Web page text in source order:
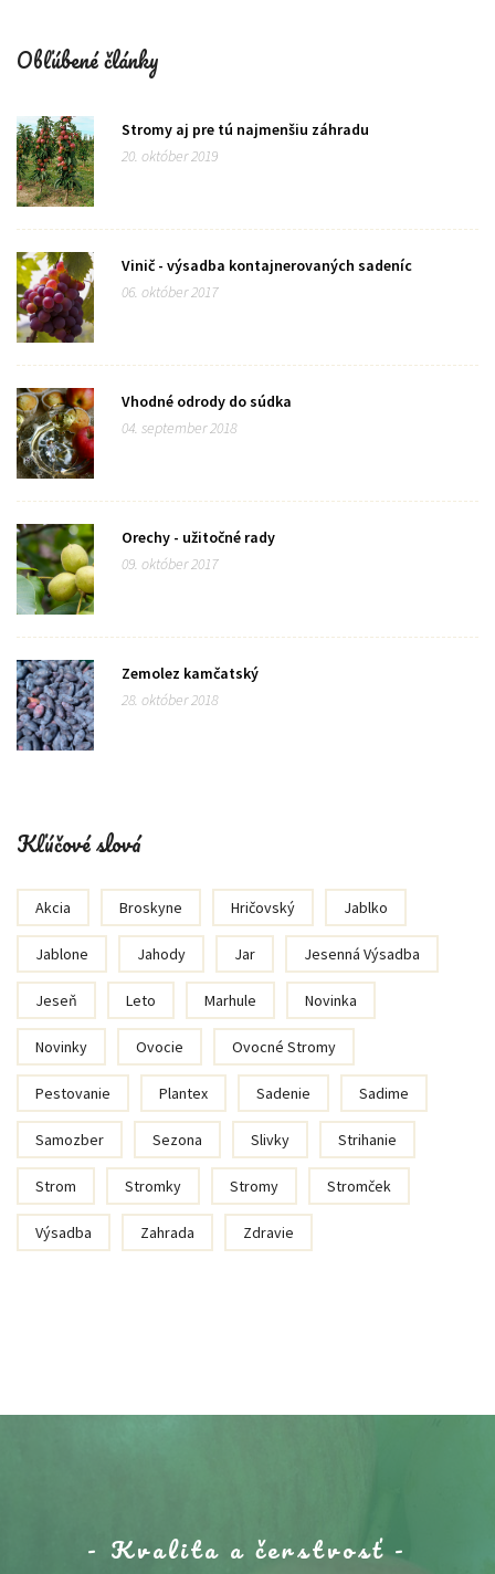
Obľúbené články
Stromy aj pre tú najmenšiu záhradu
20. október 2019
Vinič - výsadba kontajnerovaných sadeníc
06. október 2017
Vhodné odrody do súdka
04. september 2018
Orechy - užitočné rady
09. október 2017
Zemolez kamčatský
28. október 2018
Kľúčové slová
Akcia Broskyne Hričovský Jablko
Jablone Jahody Jar Jesenná Výsadba
Jeseň Leto Marhule Novinka
Novinky Ovocie Ovocné Stromy
Pestovanie Plantex Sadenie Sadime
Samozber Sezona Slivky Strihanie
Strom Stromky Stromy Stromček
Výsadba Zahrada Zdravie
- Kvalita a čerstvosť -